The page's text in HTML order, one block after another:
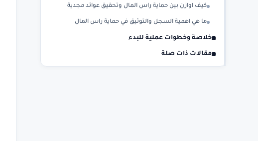
كيف اوازن بين حماية راس المال وتحقيق عوائد مجدية
ما هي اهمية السجل والتوثيق في حماية راس المال
خلاصة وخطوات عملية للبدء
مقالات ذات صلة